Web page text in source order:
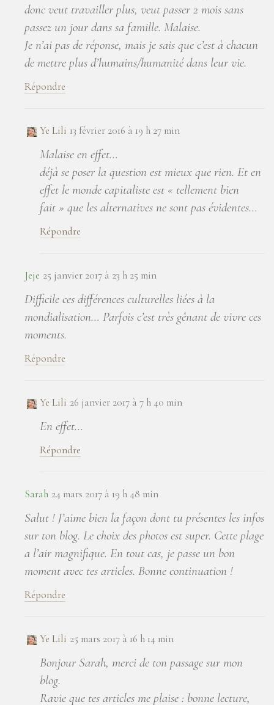
donc veut travailler plus, veut passer 2 mois sans
passez un jour dans sa famille. Malaise.
Je n’ai pas de réponse, mais je sais que c’est à chacun
de mettre plus d’humains/humanité dans leur vie.
Répondre
Ye Lili 13 février 2016 à 19 h 27 min
Malaise en effet…
déjà se poser la question est mieux que rien. Et en
effet le monde capitaliste est « tellement bien
fait » que les alternatives ne sont pas évidentes…
Répondre
Jeje 25 janvier 2017 à 23 h 25 min
Difficile ces différences culturelles liées à la
mondialisation… Parfois c’est très gênant de vivre ces
moments.
Répondre
Ye Lili 26 janvier 2017 à 7 h 40 min
En effet…
Répondre
Sarah 24 mars 2017 à 19 h 48 min
Salut ! J’aime bien la façon dont tu présentes les infos
sur ton blog. Le choix des photos est super. Cette plage
a l’air magnifique. En tout cas, je passe un bon
moment avec tes articles. Bonne continuation !
Répondre
Ye Lili 25 mars 2017 à 16 h 14 min
Bonjour Sarah, merci de ton passage sur mon
blog.
Ravie que tes articles me plaise : bonne lecture,